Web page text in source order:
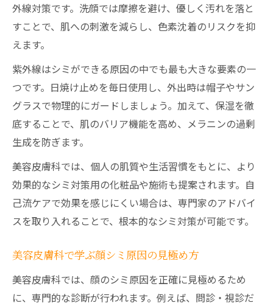
外線対策です。洗顔では摩擦を避け、優しく汚れを落と
すことで、肌への刺激を減らし、色素沈着のリスクを抑
えます。
紫外線はシミができる原因の中でも最も大きな要素の一
つです。日焼け止めを毎日使用し、外出時は帽子やサン
グラスで物理的にガードしましょう。加えて、保湿を徹
底することで、肌のバリア機能を高め、メラニンの過剰
生成を防ぎます。
美容皮膚科では、個人の肌質や生活習慣をもとに、より
効果的なシミ対策用の化粧品や施術も提案されます。自
己流ケアで効果を感じにくい場合は、専門家のアドバイ
スを取り入れることで、根本的なシミ対策が可能です。
美容皮膚科で学ぶ顔シミ原因の見極め方
美容皮膚科では、顔のシミ原因を正確に見極めるため
に、専門的な診断が行われます。例えば、問診・視診だ